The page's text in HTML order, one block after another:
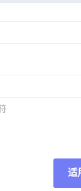
适